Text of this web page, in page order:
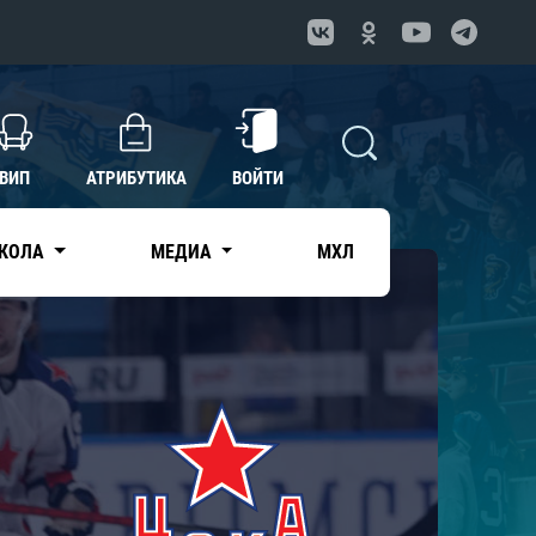
ВИП АТРИБУТИКА ВОЙТИ
МЕДИА МХЛ